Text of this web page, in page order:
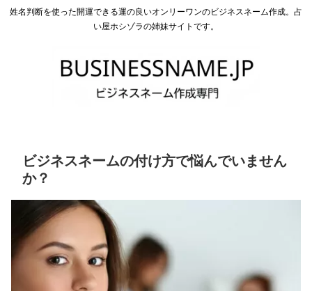
姓名判断を使った開運できる運の良いオンリーワンのビジネスネーム作成。占
い屋ホシゾラの姉妹サイトです。
ビジネスネームの付け方で悩んでいません
か？